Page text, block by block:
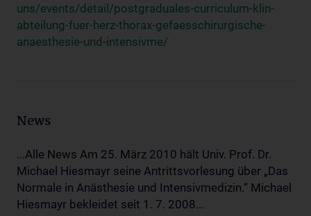
uns/events/detail/postgraduales-curriculum-klin-
abteilung-fuer-herz-thorax-gefaesschirurgische-
anaesthesie-und-intensivme/
News
...Alle News Am 25. März 2010 hält Univ. Prof. Dr.
Michael Hiesmayr seine Antrittsvorlesung über „Das
Normale in Anästhesie und Intensivmedizin.“ Michael
Hiesmayr bekleidet seit 1. 7. 2008...